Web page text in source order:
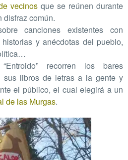
vecinos que se reúnen durante
disfraz común.
canciones existentes con
y anécdotas del pueblo,
recorren los bares
sus libros de letras a la gente y
el público, el cual elegirá a un
de las Murgas.